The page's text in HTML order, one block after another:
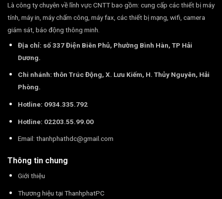
Là công ty chuyên về lĩnh vực CNTT bao gồm: cung cấp các thiết bị máy
tính, máy in, máy chấm công, máy fax, các thiết bị mạng, wifi, camera
giám sát, báo động thông minh.
Địa chỉ: số 337 Điện Biên Phủ, Phường Bình Hàn, TP Hải
Dương.
Chi nhánh: thôn Trúc Động, X. Lưu Kiếm, H. Thủy Nguyên, Hải
Phòng.
Hotline: 0934.335.792
Hotline: 02203.55.99.00
Email: thanhphathdc@gmail.com
Thông tin chung
Giới thiệu
Thương hiệu tại ThanhphatPC